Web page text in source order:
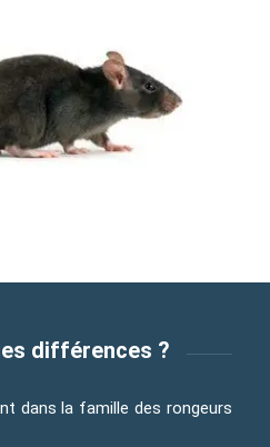
différences ?
dans la famille des rongeurs